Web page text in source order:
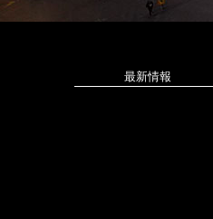
最新情報